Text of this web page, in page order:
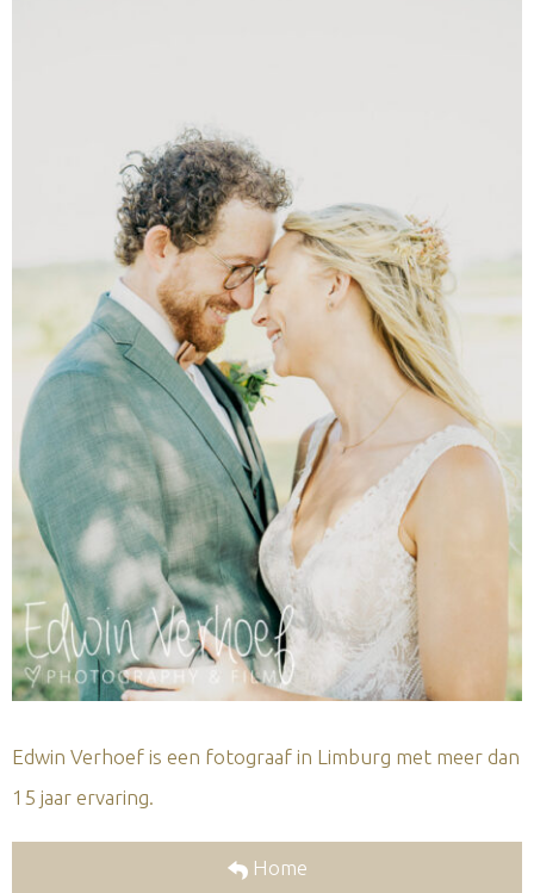
Edwin Verhoef is een fotograaf in Limburg met meer dan
15 jaar ervaring.
Home